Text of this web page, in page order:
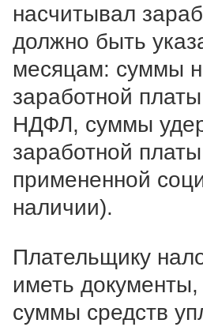
насчитывал
должно быть
месяцам: суммы
заработной
НДФЛ, суммы
заработной
примененной
наличии).
Плательщику
иметь
суммы средств